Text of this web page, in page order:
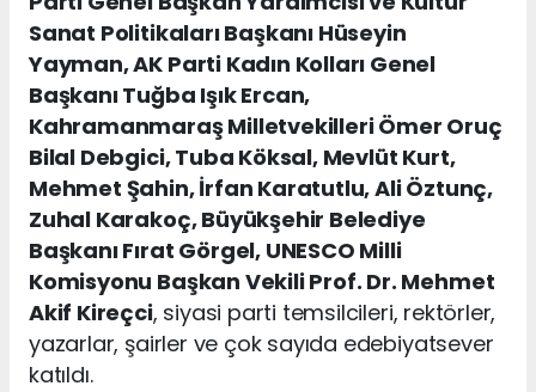
Sanat Politikaları Başkanı Hüseyin
Yayman, AK Parti Kadın Kolları Genel
Başkanı Tuğba Işık Ercan,
Kahramanmaraş Milletvekilleri Ömer Oruç
Bilal Debgici, Tuba Köksal, Mevlüt Kurt,
Mehmet Şahin, İrfan Karatutlu, Ali Öztunç,
Zuhal Karakoç, Büyükşehir Belediye
Başkanı Fırat Görgel, UNESCO Milli
Komisyonu Başkan Vekili Prof. Dr. Mehmet
Akif Kireçci, siyasi parti temsilcileri, rektörler,
yazarlar, şairler ve çok sayıda edebiyatsever
katıldı.